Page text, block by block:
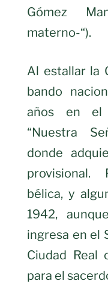
Gómez
materno-“).
Al estallar la
bando
años en el
“Nuestra
donde
provisional.
bélica, y
1942,
ingresa en el
Ciudad
para el